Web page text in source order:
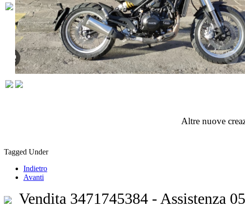
Altre nuove
Tagged Under
Indietro
Avanti
Vendita 3471745384 - Assistenza